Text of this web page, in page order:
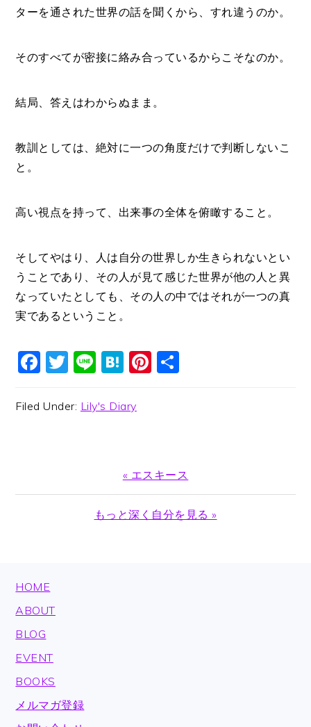
ターを通された世界の話を聞くから、すれ違うのか。
そのすべてが密接に絡み合っているからこそなのか。
結局、答えはわからぬまま。
教訓としては、絶対に一つの角度だけで判断しないこ
と。
高い視点を持って、出来事の全体を俯瞰すること。
そしてやはり、人は自分の世界しか生きられないとい
うことであり、その人が見て感じた世界が他の人と異
なっていたとしても、その人の中ではそれが一つの真
実であるということ。
Facebook
Twitter
LineHatena
Pinterest
Filed Under: Lily's Diary
Previous
Post:
« エスキース
Next
もっと深く自分を見る »
FOOTER
HOME
ABOUT
BLOG
EVENT
BOOKS
メルマガ登録